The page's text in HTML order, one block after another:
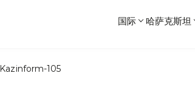
国际 哈萨克斯坦
Kazinform-105